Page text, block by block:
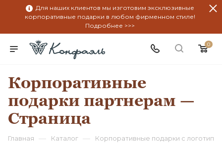
Для наших клиентов мы изготовим эксклюзивные
корпоративные подарки в любом фирменном стиле!
Подробнее >>>
0
Корпоративные
подарки партнерам —
Страница
Главная — Каталог — Корпоративные подарки с